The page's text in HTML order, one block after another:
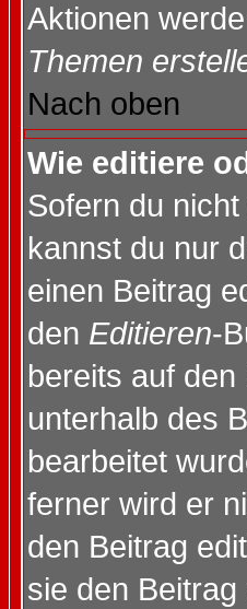
Aktionen
Themen
Nach oben
Wie editiere
Sofern du
kannst du nur
einen Beitrag
den Editieren-
bereits auf
unterhalb des
bearbeitet
ferner wird er
den Beitrag
sie den